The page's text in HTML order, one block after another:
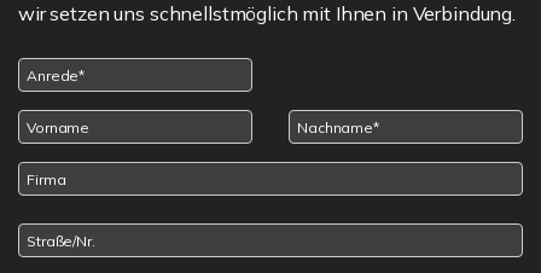
wir setzen uns schnellstmöglich mit Ihnen in Verbindung.